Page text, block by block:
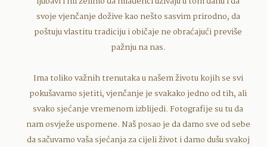
svoje vjenčanje dožive kao nešto sasvim prirodno, da
poštuju vlastitu tradiciju i običaje ne obraćajući previše
pažnju na nas.
Ima toliko važnih trenutaka u našem životu kojih se svi
pokušavamo sjetiti, vjenčanje je svakako jedno od tih, ali
svako sjećanje vremenom izblijedi. Fotografije su tu da
nam osvježe uspomene. Naš posao je da damo sve od sebe
da sačuvamo vaša sjećanja za cijeli život i damo dušu svakoj